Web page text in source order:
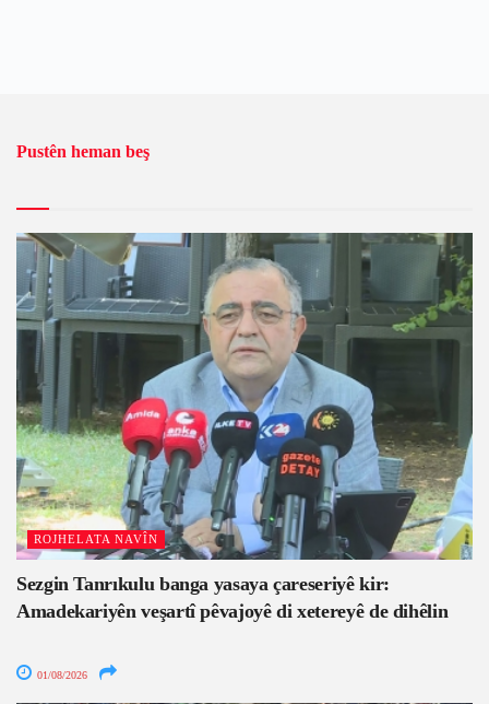
Pustên heman beş
ROJHELATA NAVÎN
Sezgin Tanrıkulu banga yasaya çareseriyê kir:
Amadekariyên veşartî pêvajoyê di xetereyê de dihêlin
01/08/2026